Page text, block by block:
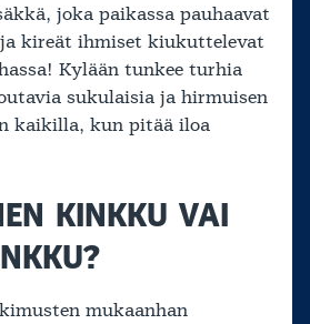
joka paikassa pauhaavat
kireät ihmiset kiukuttelevat
Kylään tunkee turhia
sukulaisia ja hirmuisen
kaikilla, kun pitää iloa
KINKKU VAI
mukaanhan